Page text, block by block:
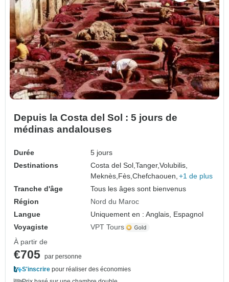
Depuis la Costa del Sol : 5 jours de
médinas andalouses
Durée
5 jours
Destinations
Costa del Sol,Tanger,Volubilis,
Meknès,Fès,Chefchaouen, +1 de plus
Tranche d'âge
Tous les âges sont bienvenus
Région
Nord du Maroc
Langue
Uniquement en : Anglais, Espagnol
Voyagiste
VPT Tours
À partir de
€705 par personne
S'inscrire pour réaliser des économies